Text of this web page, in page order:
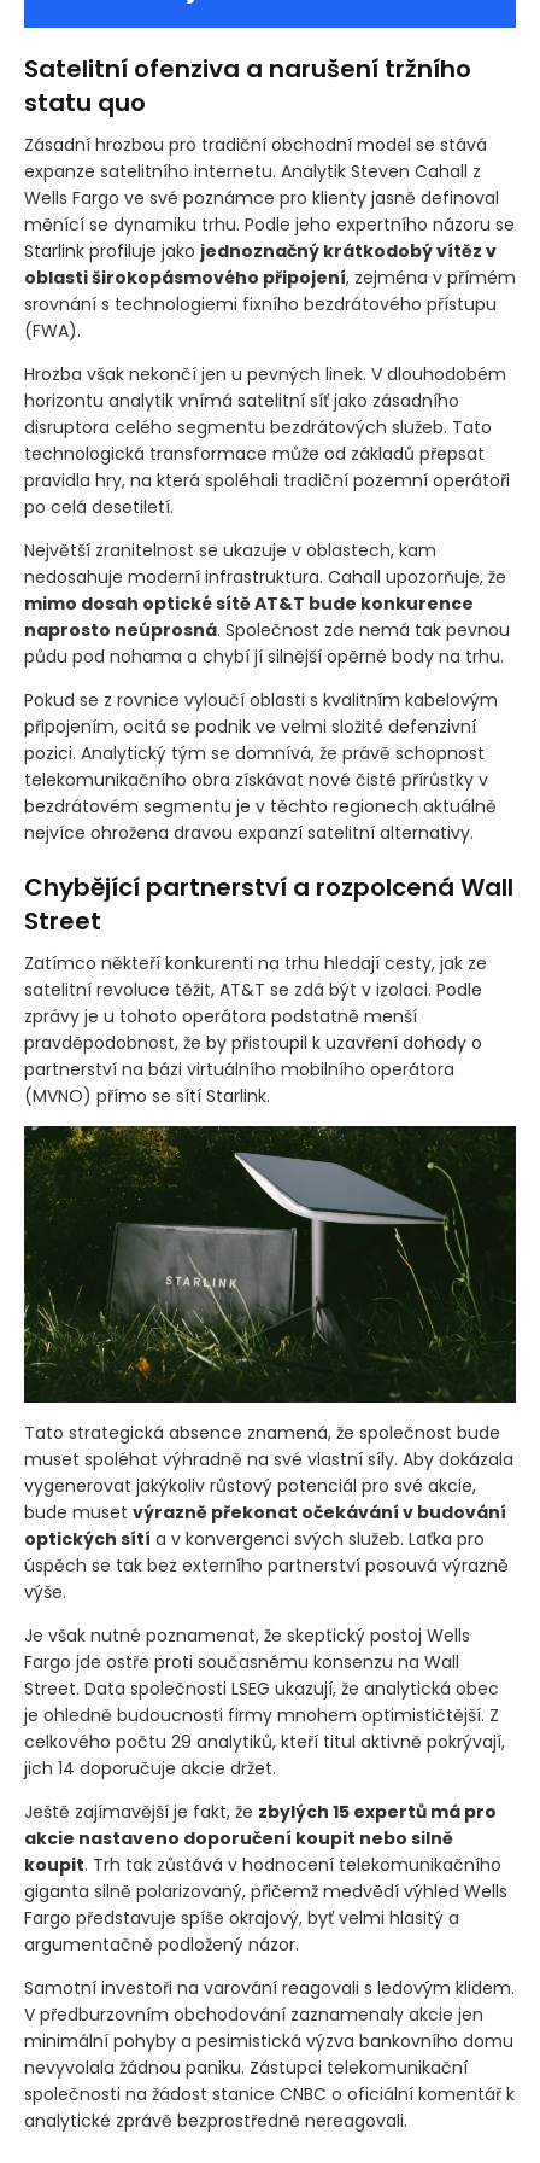
Satelitní ofenziva a narušení tržního
statu quo
Zásadní hrozbou pro tradiční obchodní model se stává
expanze satelitního internetu. Analytik Steven Cahall z
Wells Fargo ve své poznámce pro klienty jasně definoval
měnící se dynamiku trhu. Podle jeho expertního názoru se
Starlink profiluje jako jednoznačný krátkodobý vítěz v
oblasti širokopásmového připojení, zejména v přímém
srovnání s technologiemi fixního bezdrátového přístupu
(FWA).
Hrozba však nekončí jen u pevných linek. V dlouhodobém
horizontu analytik vnímá satelitní síť jako zásadního
disruptora celého segmentu bezdrátových služeb. Tato
technologická transformace může od základů přepsat
pravidla hry, na která spoléhali tradiční pozemní operátoři
po celá desetiletí.
Největší zranitelnost se ukazuje v oblastech, kam
nedosahuje moderní infrastruktura. Cahall upozorňuje, že
mimo dosah optické sítě AT&T bude konkurence
naprosto neúprosná. Společnost zde nemá tak pevnou
půdu pod nohama a chybí jí silnější opěrné body na trhu.
Pokud se z rovnice vyloučí oblasti s kvalitním kabelovým
připojením, ocitá se podnik ve velmi složité defenzivní
pozici. Analytický tým se domnívá, že právě schopnost
telekomunikačního obra získávat nové čisté přírůstky v
bezdrátovém segmentu je v těchto regionech aktuálně
nejvíce ohrožena dravou expanzí satelitní alternativy.
Chybějící partnerství a rozpolcená Wall
Street
Zatímco někteří konkurenti na trhu hledají cesty, jak ze
satelitní revoluce těžit, AT&T se zdá být v izolaci. Podle
zprávy je u tohoto operátora podstatně menší
pravděpodobnost, že by přistoupil k uzavření dohody o
partnerství na bázi virtuálního mobilního operátora
(MVNO) přímo se sítí Starlink.
Tato strategická absence znamená, že společnost bude
muset spoléhat výhradně na své vlastní síly. Aby dokázala
vygenerovat jakýkoliv růstový potenciál pro své akcie,
bude muset výrazně překonat očekávání v budování
optických sítí a v konvergenci svých služeb. Laťka pro
úspěch se tak bez externího partnerství posouvá výrazně
výše.
Je však nutné poznamenat, že skeptický postoj Wells
Fargo jde ostře proti současnému konsenzu na Wall
Street. Data společnosti LSEG ukazují, že analytická obec
je ohledně budoucnosti firmy mnohem optimističtější. Z
celkového počtu 29 analytiků, kteří titul aktivně pokrývají,
jich 14 doporučuje akcie držet.
Ještě zajímavější je fakt, že zbylých 15 expertů má pro
akcie nastaveno doporučení koupit nebo silně
koupit. Trh tak zůstává v hodnocení telekomunikačního
giganta silně polarizovaný, přičemž medvědí výhled Wells
Fargo představuje spíše okrajový, byť velmi hlasitý a
argumentačně podložený názor.
Samotní investoři na varování reagovali s ledovým klidem.
V předburzovním obchodování zaznamenaly akcie jen
minimální pohyby a pesimistická výzva bankovního domu
nevyvolala žádnou paniku. Zástupci telekomunikační
společnosti na žádost stanice CNBC o oficiální komentář k
analytické zprávě bezprostředně nereagovali.